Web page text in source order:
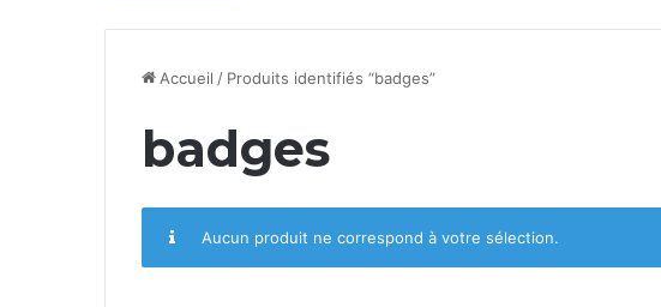
Accueil / Produits identifiés “badges”
badges
Aucun produit ne correspond à votre sélection.